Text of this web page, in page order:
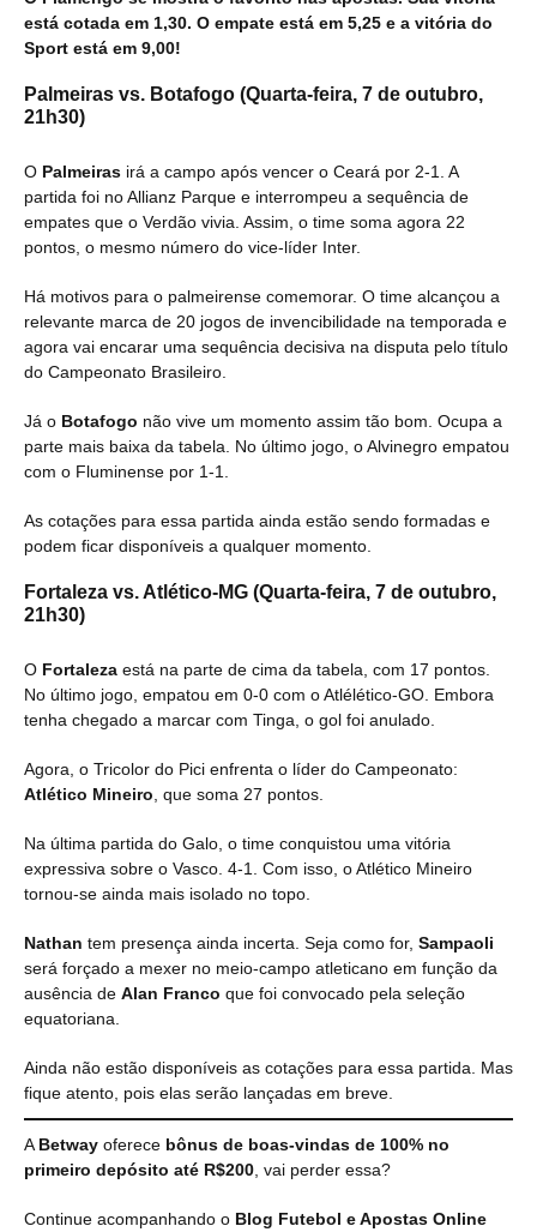
está cotada em 1,30. O empate está em 5,25 e a vitória do
Sport está em 9,00!
Palmeiras vs. Botafogo (Quarta-feira, 7 de outubro,
21h30)
O Palmeiras irá a campo após vencer o Ceará por 2-1. A
partida foi no Allianz Parque e interrompeu a sequência de
empates que o Verdão vivia. Assim, o time soma agora 22
pontos, o mesmo número do vice-líder Inter.
Há motivos para o palmeirense comemorar. O time alcançou a
relevante marca de 20 jogos de invencibilidade na temporada e
agora vai encarar uma sequência decisiva na disputa pelo título
do Campeonato Brasileiro.
Já o Botafogo não vive um momento assim tão bom. Ocupa a
parte mais baixa da tabela. No último jogo, o Alvinegro empatou
com o Fluminense por 1-1.
As cotações para essa partida ainda estão sendo formadas e
podem ficar disponíveis a qualquer momento.
Fortaleza vs. Atlético-MG (Quarta-feira, 7 de outubro,
21h30)
O Fortaleza está na parte de cima da tabela, com 17 pontos.
No último jogo, empatou em 0-0 com o Atlélético-GO. Embora
tenha chegado a marcar com Tinga, o gol foi anulado.
Agora, o Tricolor do Pici enfrenta o líder do Campeonato:
Atlético Mineiro , que soma 27 pontos.
Na última partida do Galo, o time conquistou uma vitória
expressiva sobre o Vasco. 4-1. Com isso, o Atlético Mineiro
tornou-se ainda mais isolado no topo.
Nathan tem presença ainda incerta. Seja como for, Sampaoli
será forçado a mexer no meio-campo atleticano em função da
ausência de Alan Franco que foi convocado pela seleção
equatoriana.
Ainda não estão disponíveis as cotações para essa partida. Mas
fique atento, pois elas serão lançadas em breve.
A Betway oferece bônus de boas-vindas de 100% no
primeiro depósito até R$200 , vai perder essa?
Continue acompanhando o Blog Futebol e Apostas Online